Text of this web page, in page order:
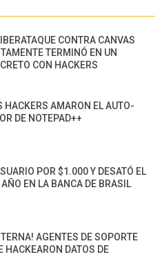
CONTRA CANVAS
TERMINÓ EN UN
CON HACKERS
HACKERS AMARON EL AUTO-
DE NOTEPAD++
POR $1.000 Y DESATÓ EL
EN LA BANCA DE BRASIL
AGENTES DE SOPORTE
HACKEARON DATOS DE